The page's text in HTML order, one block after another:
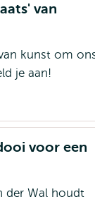
van
kunst om
je aan!
voor een
der Wal houdt